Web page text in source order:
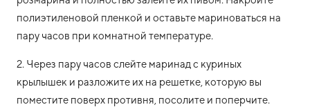
полиэтиленовой пленкой и оставьте мариноваться на
пару часов при комнатной температуре.
2. Через пару часов слейте маринад с куриных
крылышек и разложите их на решетке, которую вы
поместите поверх противня, посолите и поперчите.